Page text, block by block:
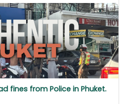
fines from Police in Phuket.